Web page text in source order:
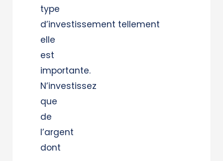
type
d’investissement tellement
elle
est
importante.
N’investissez
que
de
l’argent
dont